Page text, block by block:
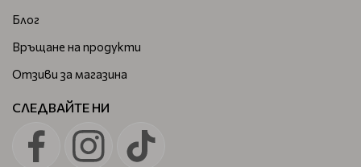
Блог
Връщане на продукти
Отзиви за магазина
СЛЕДВАЙТЕ НИ